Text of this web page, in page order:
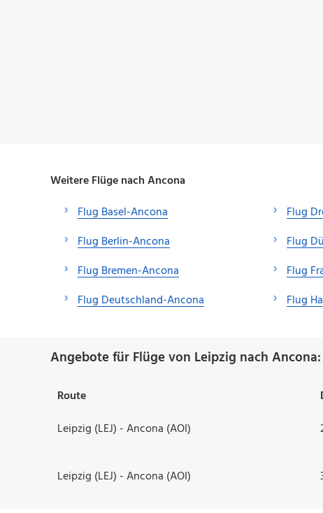
Weitere Flüge nach Ancona
Flug Basel-Ancona
Flug Berlin-Ancona
Flug Bremen-Ancona
Flug Deutschland-Ancona
Flug
Flug
Flug
Flug
Angebote für Flüge von Leipzig nach Ancona:
Route
Leipzig (LEJ) - Ancona (AOI)
Leipzig (LEJ) - Ancona (AOI)